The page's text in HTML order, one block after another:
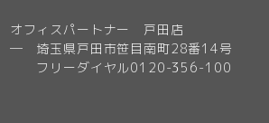
オフィスパートナー 戸田店
─ 埼玉県戸田市笹目南町28番14号
フリーダイヤル0120-356-100